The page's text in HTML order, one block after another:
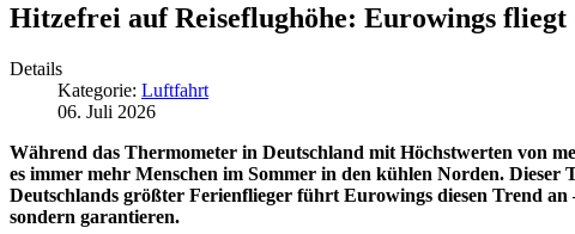
Hitzefrei auf Reiseflughöhe: Eurowings
Details
Kategorie: Luftfahrt
06. Juli 2026
Während das Thermometer in Deutschland mit Höchstwerten von
es immer mehr Menschen im Sommer in den kühlen Norden.
Deutschlands größter Ferienflieger führt Eurowings diesen Trend
sondern garantieren.